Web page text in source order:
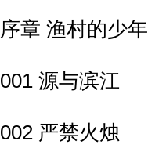
序章 渔村的少年
001 源与滨江
002 严禁火烛